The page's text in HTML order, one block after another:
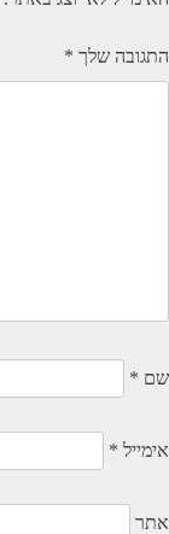
התגובה שלך *
שם *
אימייל *
אתר